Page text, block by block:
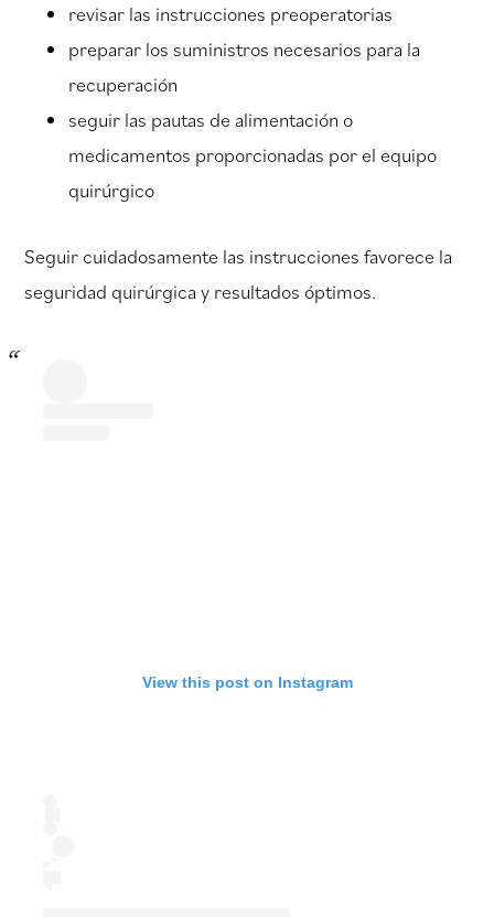
revisar las instrucciones preoperatorias
preparar los suministros necesarios para la
recuperación
seguir las pautas de alimentación o
medicamentos proporcionadas por el equipo
quirúrgico
Seguir cuidadosamente las instrucciones favorece la
seguridad quirúrgica y resultados óptimos.
View this post on Instagram